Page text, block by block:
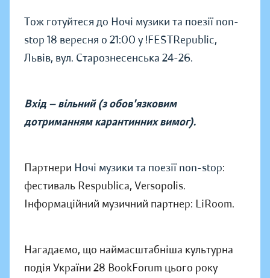
Тож готуйтеся до Ночі музики та поезії non-
stop 18 вересня о 21:00 у !FESTRepublic,
Львів, вул. Старознесенська 24-26.
Вхід — вільний (з обов'язковим
дотриманням карантинних вимог).
Партнери Ночі музики та поезії non-stop:
фестиваль Respublica, Versopolis.
Інформаційний музичний партнер: LiRoom.
Нагадаємо, що наймасштабніша культурна
подія України 28 BookForum цього року